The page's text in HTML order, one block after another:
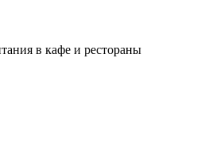
в кафе и рестораны